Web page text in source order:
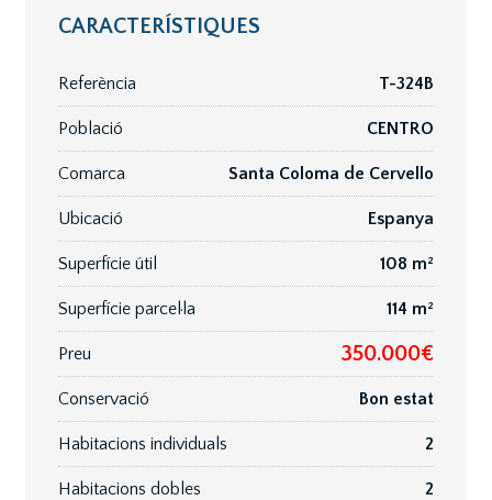
CARACTERÍSTIQUES
Referència T-324B
Població CENTRO
Comarca Santa Coloma de Cervello
Ubicació Espanya
Superfície útil 108 m²
Superfície parcel·la 114 m²
Preu 350.000€
Conservació Bon estat
Habitacions individuals 2
Habitacions dobles 2